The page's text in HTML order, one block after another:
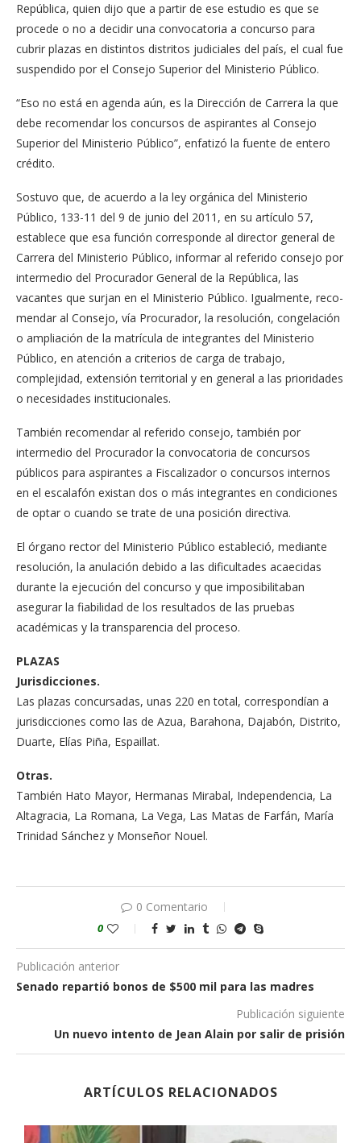
República, quien dijo que a partir de ese estudio es que se
proce­de o no a decidir una con­vocatoria a concurso para
cubrir plazas en distintos distritos judiciales del país, el cual fue
suspendido por el Consejo Superior del Mi­nisterio Público.
“Eso no está en agenda aún, es la Dirección de Ca­rrera la que
debe recomen­dar los concursos de aspiran­tes al Consejo
Superior del Ministerio Público”, enfatizó la fuente de entero
crédito.
Sostuvo que, de acuerdo a la ley orgánica del Ministe­rio
Público, 133-11 del 9 de junio del 2011, en su artícu­lo 57,
establece que esa fun­ción corresponde al director general de
Carrera del Minis­terio Público, informar al re­ferido consejo por
interme­dio del Procurador General de la República, las
vacantes que surjan en el Ministerio Público. Igualmente, reco­
mendar al Consejo, vía Pro­curador, la resolución, con­gelación
o ampliación de la matrícula de integrantes del Ministerio
Público, en aten­ción a criterios de carga de trabajo,
complejidad, exten­sión territorial y en general a las prioridades
o necesida­des institucionales.
También recomendar al referido consejo, también por
intermedio del Procu­rador la convocatoria de concursos
públicos para as­pirantes a Fiscalizador o concursos internos
en el es­calafón existan dos o más in­tegrantes en condiciones
de optar o cuando se trate de una posición directiva.
El órgano rector del Mi­nisterio Público estableció, mediante
resolución, la anulación debido a las difi­cultades acaecidas
duran­te la ejecución del concur­so y que imposibilitaban
asegurar la fiabilidad de los resultados de las prue­bas
académicas y la trans­parencia del proceso.
PLAZAS
Jurisdicciones.
Las plazas concursa­das, unas 220 en total, correspondían a
juris­dicciones como las de Azua, Barahona, Da­jabón, Distrito,
Duarte, Elías Piña, Espaillat.
Otras.
También Hato Mayor, Hermanas Mirabal, In­dependencia, La
Al­tagracia, La Romana, La Vega, Las Matas de Far­fán, María
Trinidad Sán­chez y Monseñor Nouel.
0 Comentario
0
Publicación anterior
Senado repartió bonos de $500 mil para las madres
Publicación siguiente
Un nuevo intento de Jean Alain por salir de prisión
ARTÍCULOS RELACIONADOS